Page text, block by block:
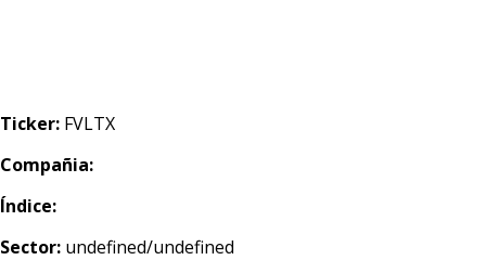
Ticker: FVLTX
Compañia:
Índice:
Sector: undefined/undefined